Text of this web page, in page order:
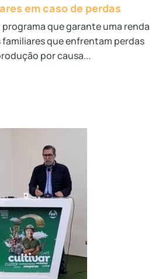
em caso de perdas
programa que garante uma renda
que enfrentam perdas
por causa...